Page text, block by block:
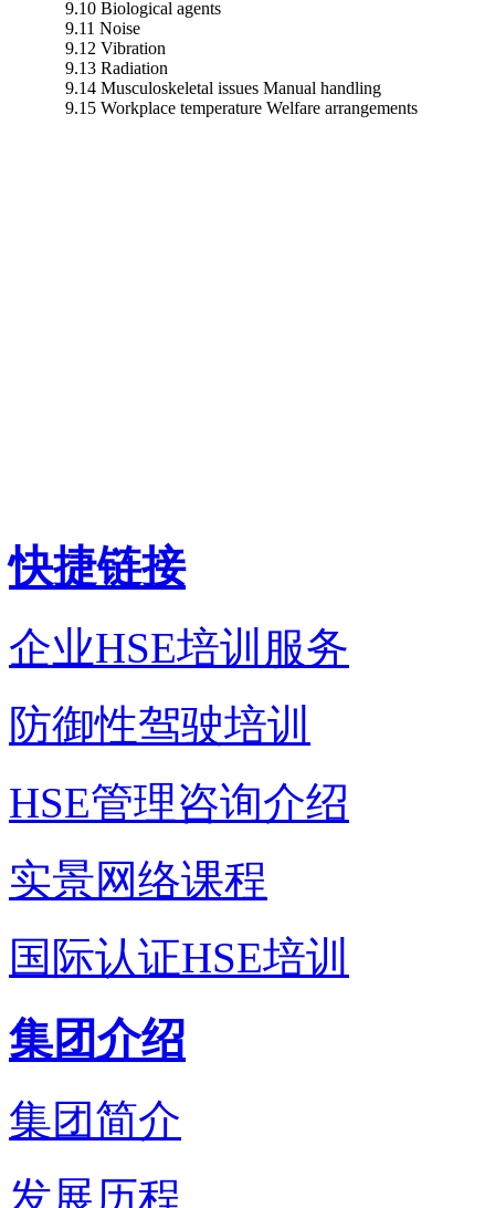
9.10 Biological agents
9.11 Noise
9.12 Vibration
9.13 Radiation
9.14 Musculoskeletal issues Manual handling
9.15 Workplace temperature Welfare arrangements
快捷链接
企业HSE培训服务
防御性驾驶培训
HSE管理咨询介绍
实景网络课程
国际认证HSE培训
集团介绍
集团简介
发展历程